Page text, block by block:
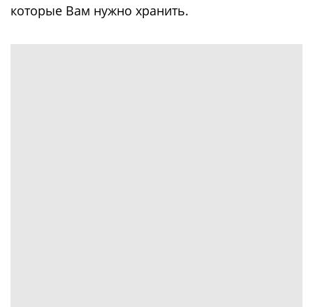
которые Вам нужно хранить.